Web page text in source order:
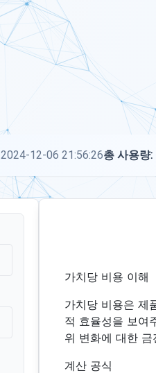
2024-12-06 21:56:26총 사용량:
가치당 비용 이해
가치당 비용은 제
적 효율성을 보여
위 변화에 대한
계산 공식